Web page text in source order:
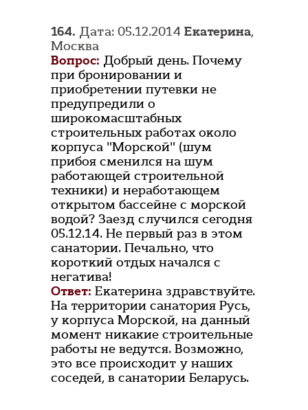
164. Дата: 05.12.2014 Екатерина,
Москва
Вопрос: Добрый день. Почему
при бронировании и
приобретении путевки не
предупредили о
широкомасштабных
строительных работах около
корпуса "Морской" (шум
прибоя сменился на шум
работающей строительной
техники) и неработающем
открытом бассейне с морской
водой? Заезд случился сегодня
05.12.14. Не первый раз в этом
санатории. Печально, что
короткий отдых начался с
негатива!
Ответ: Екатерина здравствуйте.
На территории санатория Русь,
у корпуса Морской, на данный
момент никакие строительные
работы не ведутся. Возможно,
это все происходит у наших
соседей, в санатории Беларусь.